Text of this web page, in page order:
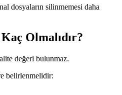
dosyaların silinmemesi daha
Olmalıdır?
değeri bulunmaz.
belirlenmelidir: